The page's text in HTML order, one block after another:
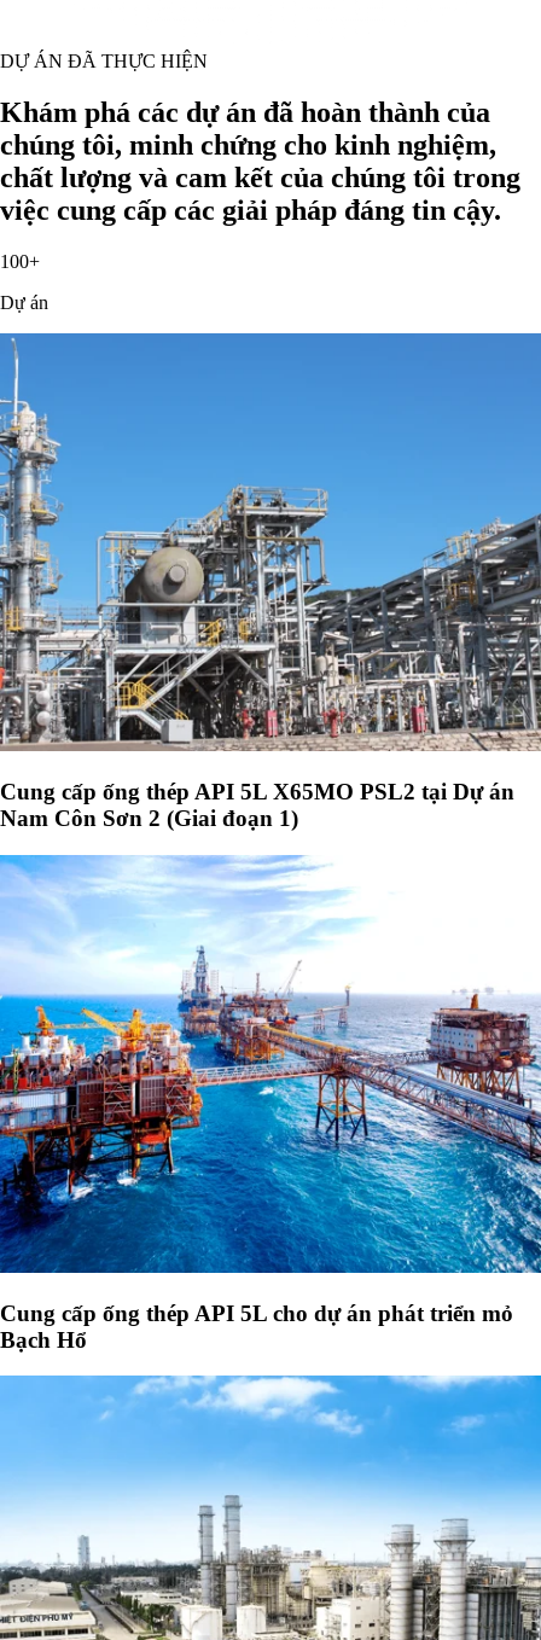
DỰ ÁN ĐÃ THỰC HIỆN
Khám phá các dự án đã hoàn thành của
chúng tôi, minh chứng cho kinh nghiệm,
chất lượng và cam kết của chúng tôi trong
việc cung cấp các giải pháp đáng tin cậy.
100+
Dự án
Cung cấp ống thép API 5L X65MO PSL2 tại Dự án
Nam Côn Sơn 2 (Giai đoạn 1)
Cung cấp ống thép API 5L cho dự án phát triển mỏ
Bạch Hổ